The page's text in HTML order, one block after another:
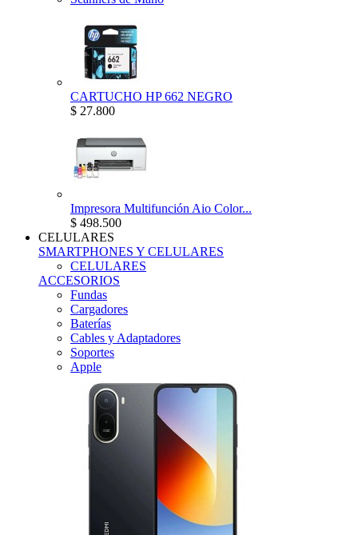
CARTUCHO HP 662 NEGRO
$ 27.800
Impresora Multifunción Aio Color...
$ 498.500
CELULARES
SMARTPHONES Y CELULARES
CELULARES
ACCESORIOS
Fundas
Cargadores
Baterías
Cables y Adaptadores
Soportes
Apple